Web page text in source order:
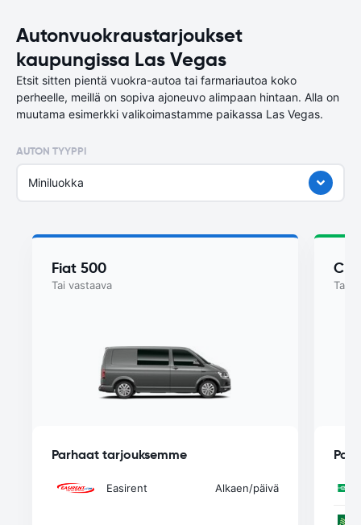
Autonvuokraustarjoukset
kaupungissa Las Vegas
Etsit sitten pientä vuokra-autoa tai farmariautoa koko
perheelle, meillä on sopiva ajoneuvo alimpaan hintaan. Alla on
muutama esimerkki valikoimastamme paikassa Las Vegas.
AUTON TYYPPI
Miniluokka
Fiat 500
Tai vastaava
Parhaat tarjouksemme
Easirent Alkaen/päivä
Tai